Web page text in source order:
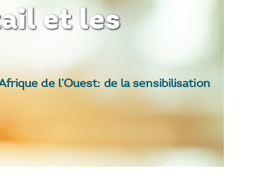
et les
de l’Ouest: de la sensibilisation